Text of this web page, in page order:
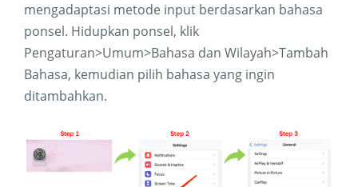
mengadaptasi metode input berdasarkan bahasa
ponsel. Hidupkan ponsel, klik
Pengaturan>Umum>Bahasa dan Wilayah>Tambah
Bahasa, kemudian pilih bahasa yang ingin
ditambahkan.